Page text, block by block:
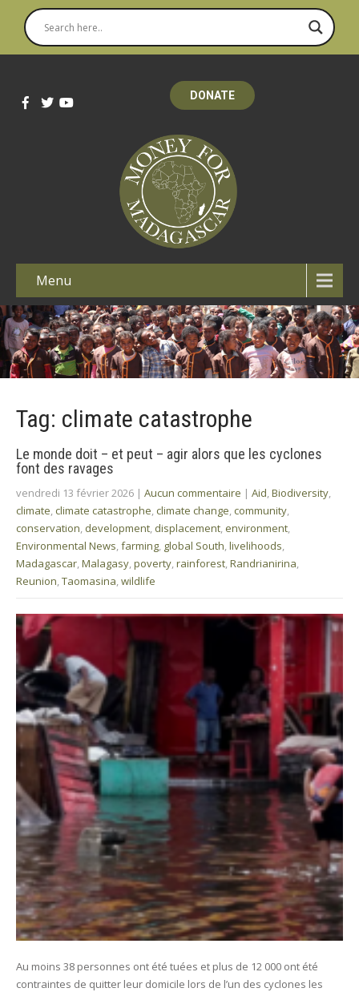
DONATE
Menu
Tag: climate catastrophe
Le monde doit – et peut – agir alors que les cyclones
font des ravages
vendredi 13 février 2026 | Aucun commentaire | Aid Biodiversity
climate climate catastrophe climate change community
conservation development displacement environment
Environmental News farming global South livelihoods
Madagascar Malagasy poverty rainforest Randrianirina
Reunion Taomasina wildlife
Au moins 38 personnes ont été tuées et plus de 12 000 ont été
contraintes de quitter leur domicile lors de l’un des cyclones les